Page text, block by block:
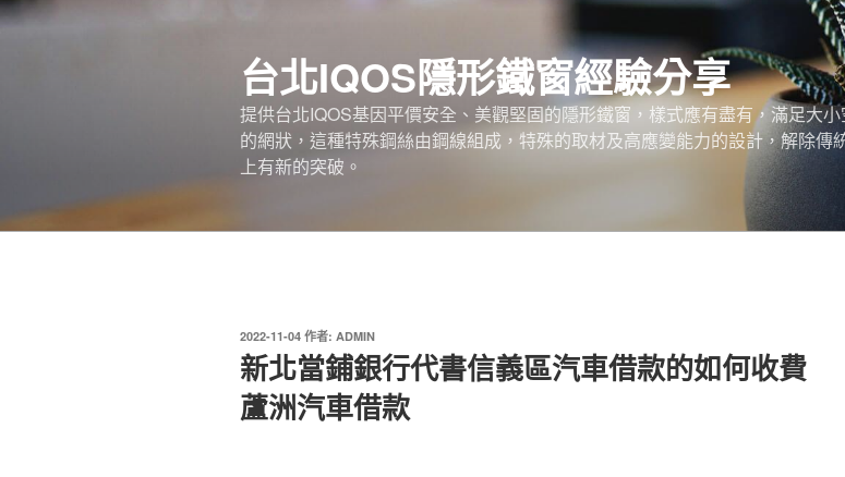
跳
台北IQOS隱形鐵窗經驗分享
提供台北IQOS基因平價安全、美觀堅固的隱形鐵窗，樣式應有盡有，滿足大
的網狀，這種特殊鋼絲由鋼線組成，特殊的取材及高應變能力的設計，解除
上有新的突破。
發
佈
於
2022-11-04 作者: ADMIN
新北當鋪銀行代書信義區汽車借款的如何收費
蘆洲汽車借款